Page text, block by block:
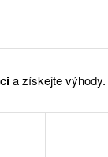
a získejte výhody.